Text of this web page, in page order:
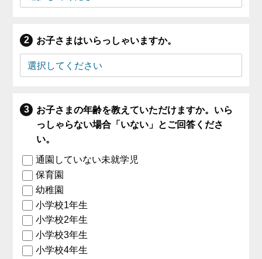
お子さまはいらっしゃいますか。
お子さまの年齢を教えていただけますか。いら
っしゃらない場合「いない」とご回答くださ
い。
通園していない未就学児
保育園
幼稚園
小学校1年生
小学校2年生
小学校3年生
小学校4年生